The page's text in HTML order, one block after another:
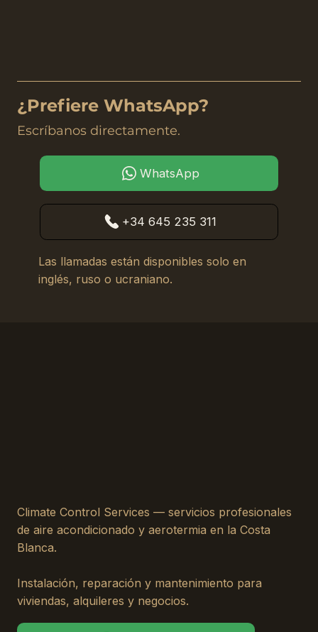
¿Prefiere WhatsApp?
Escríbanos directamente.
WhatsApp
+34 645 235 311
Las llamadas están disponibles solo en
inglés, ruso o ucraniano.
Climate Control Services — servicios profesionales
de aire acondicionado y aerotermia en la Costa
Blanca.
Instalación, reparación y mantenimiento para
viviendas, alquileres y negocios.